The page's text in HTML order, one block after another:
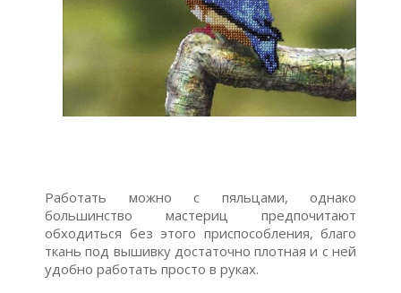
Работать можно с пяльцами, однако
большинство мастериц предпочитают
обходиться без этого приспособления, благо
ткань под вышивку достаточно плотная и с ней
удобно работать просто в руках.